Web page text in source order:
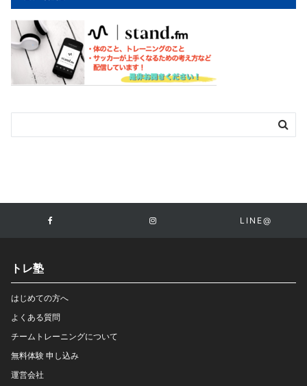
LINE@
トレ塾
はじめての方へ
よくある質問
チームトレーニングについて
無料体験 申し込み
運営会社